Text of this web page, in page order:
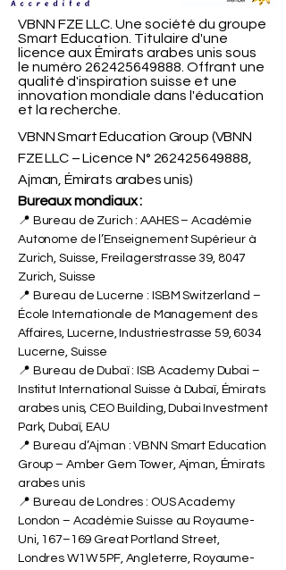
VBNN FZE LLC. Une société du groupe
Smart Education. Titulaire d'une
licence aux Émirats arabes unis sous
le numéro 262425649888 . Offrant une
qualité d'inspiration suisse et une
innovation mondiale dans l'éducation
et la recherche.
VBNN Smart Education Group (VBNN
FZE LLC – Licence N° 262425649888
Ajman, Émirats arabes unis)
Bureaux mondiaux :
📍 Bureau de Zurich : AAHES – Académie
Autonome de l’Enseignement Supérieur à
Zurich, Suisse, Freilagerstrasse 39, 8047
Zurich, Suisse
📍 Bureau de Lucerne : ISBM Switzerland –
École Internationale de Management des
Affaires, Lucerne, Industriestrasse 59, 6034
Lucerne, Suisse
📍 Bureau de Dubaï : ISB Academy Dubai –
Institut International Suisse à Dubaï, Émirats
arabes unis, CEO Building, Dubai Investment
Park, Dubaï, EAU
📍 Bureau d’Ajman : VBNN Smart Education
Group – Amber Gem Tower, Ajman, Émirats
arabes unis
📍 Bureau de Londres : OUS Academy
London – Académie Suisse au Royaume-
Uni, 167–169 Great Portland Street,
Londres W1W 5PF, Angleterre, Royaume-